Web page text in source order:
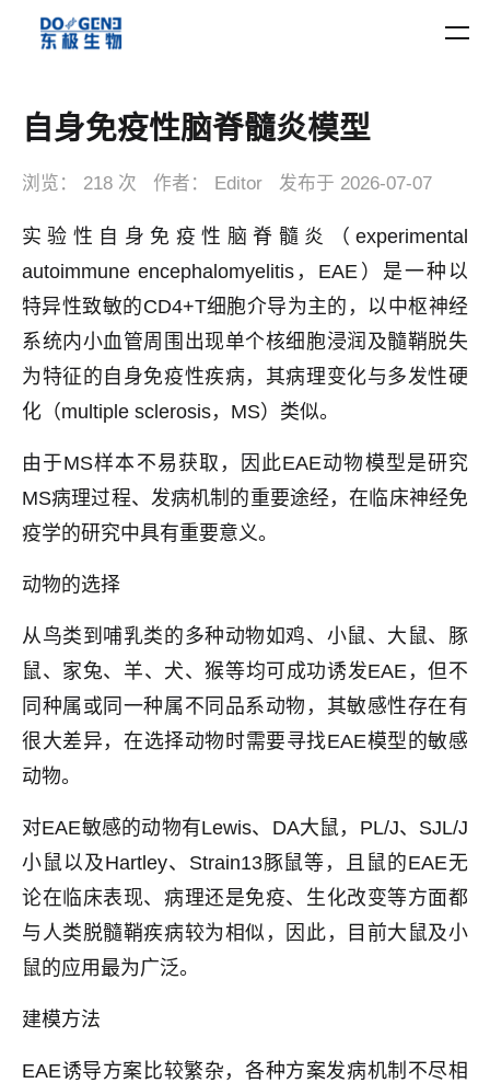
自身免疫性脑脊髓炎模型
浏览： 218 次 作者： Editor 发布于 2026-07-07
实验性自身免疫性脑脊髓炎（experimental
autoimmune encephalomyelitis，EAE）是一种以
特异性致敏的CD4+T细胞介导为主的，以中枢神经
系统内小血管周围出现单个核细胞浸润及髓鞘脱失
为特征的自身免疫性疾病，其病理变化与多发性硬
化（multiple sclerosis，MS）类似。
由于MS样本不易获取，因此EAE动物模型是研究
MS病理过程、发病机制的重要途经，在临床神经免
疫学的研究中具有重要意义。
动物的选择
从鸟类到哺乳类的多种动物如鸡、小鼠、大鼠、豚
鼠、家兔、羊、犬、猴等均可成功诱发EAE，但不
同种属或同一种属不同品系动物，其敏感性存在有
很大差异，在选择动物时需要寻找EAE模型的敏感
动物。
对EAE敏感的动物有Lewis、DA大鼠，PL/J、SJL/J
小鼠以及Hartley、Strain13豚鼠等，且鼠的EAE无
论在临床表现、病理还是免疫、生化改变等方面都
与人类脱髓鞘疾病较为相似，因此，目前大鼠及小
鼠的应用最为广泛。
建模方法
EAE诱导方案比较繁杂，各种方案发病机制不尽相